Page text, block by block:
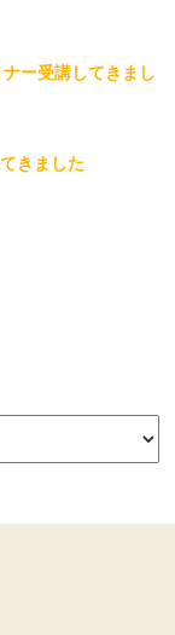
ー受講してきまし
きました